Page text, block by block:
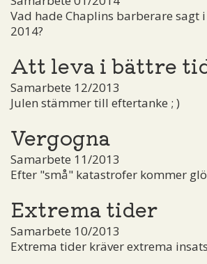
Vad hade Chaplins barberare sagt
2014?
Att leva i bättre
Samarbete 12/2013
Julen stämmer till eftertanke ; )
Vergogna
Samarbete 11/2013
Efter "små" katastrofer kommer
Extrema tider
Samarbete 10/2013
Extrema tider kräver extrema